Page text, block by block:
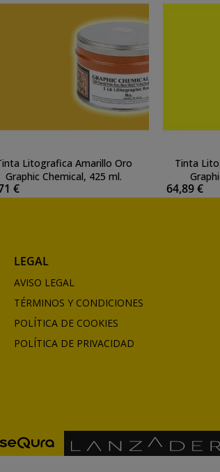
Litografica Amarillo Oro
Graphic Chemical, 425 ml.
€
Tinta
64,89 €
LEGAL
AVISO LEGAL
TÉRMINOS Y CONDICIONES
POLÍTICA DE COOKIES
POLÍTICA DE PRIVACIDAD